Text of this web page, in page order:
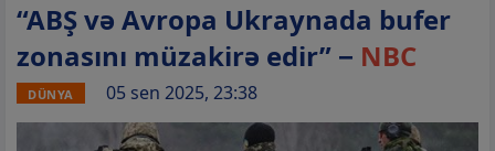
“ABŞ və Avropa Ukraynada bufer
zonasını müzakirə edir” − NBC
DÜNYA 05 sen 2025, 23:38